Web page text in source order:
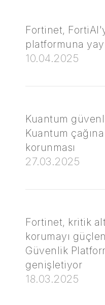
Fortinet,
platformuna
10.04.2025
Kuantum
Kuantum
korunması
27.03.2025
Fortinet, kritik
korumayı
Güvenlik
genişletiyor
18.03.2025